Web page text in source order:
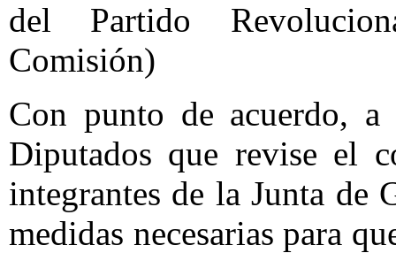
del Partido
Comisión)
Con punto de acuerdo,
Diputados que revise el
integrantes de la Junta de
medidas necesarias para